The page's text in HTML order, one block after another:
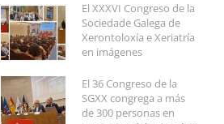
El XXXVI Congreso de la
Sociedade Galega de
Xerontoloxía e Xeriatría
en imágenes
El 36 Congreso de la
SGXX congrega a más
de 300 personas en